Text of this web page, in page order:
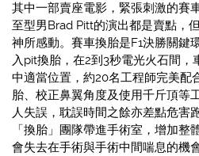
其中一部賣座電影，緊張刺激的賽
至型男Brad Pitt的演出都是賣點，
神所感動。賽車換胎是F1決勝關鍵
入pit換胎，在2到3秒電光火石間
中適當位置，約20名工程師完美配
胎、校正鼻翼角度及使用千斤頂等
人失誤，耽誤時間之餘亦差點危害
「換胎」團隊帶進手術室，增加整
會失去在手術與手術中間喘息的機會